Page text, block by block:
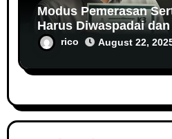
Modus Pemerasan
Harus Diwaspadai dan
Menghindarinya
rico August 22,